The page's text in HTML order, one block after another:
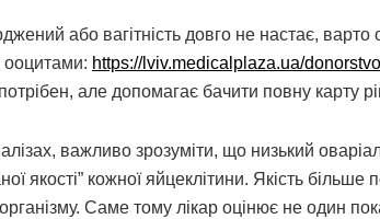
або вагітність довго не настає, варто
ооцитами: https://lviv.medicalplaza.ua/
але допомагає бачити повну карту
важливо зрозуміти, що низький
якості” кожної яйцеклітини. Якість
Саме тому лікар оцінює не один